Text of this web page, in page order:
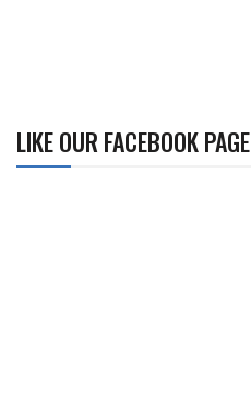
LIKE OUR FACEBOOK PAGE